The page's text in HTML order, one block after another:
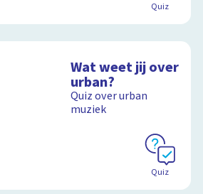
Quiz
Wat weet jij over
urban?
Quiz over urban
muziek
Quiz